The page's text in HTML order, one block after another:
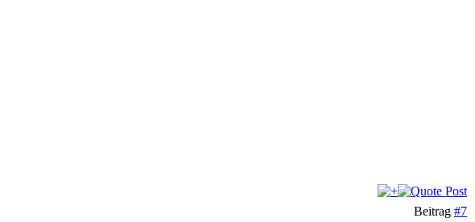
Beitrag #7